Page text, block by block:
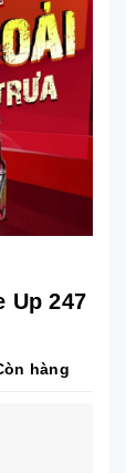
Up 247
hàng